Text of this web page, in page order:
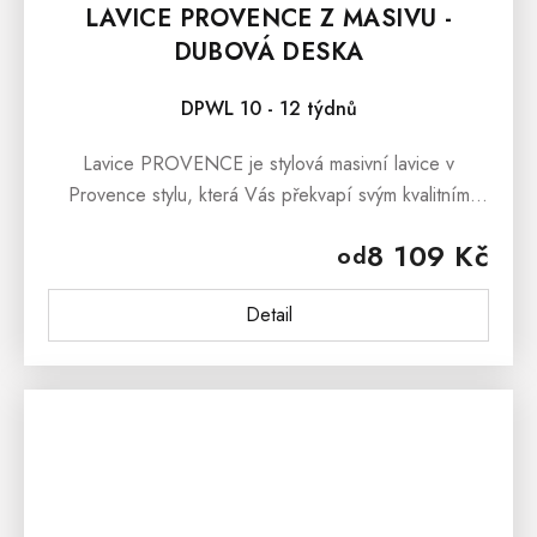
LAVICE PROVENCE Z MASIVU -
DUBOVÁ DESKA
DPWL 10 - 12 týdnů
od8 109 Kč
Detail
Lavice PROVENCE je stylová masivní lavice v
Provence stylu, která Vás překvapí svým kvalitním
PROVENCE je vyrobena z masivního bukového...